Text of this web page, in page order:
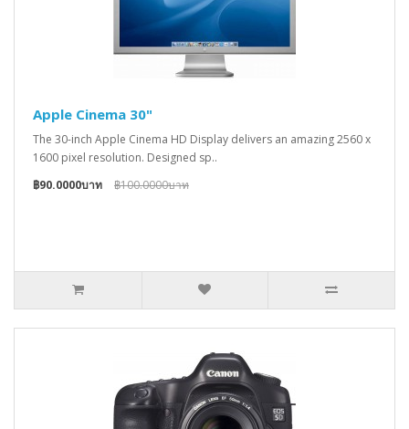
Apple Cinema 30"
The 30-inch Apple Cinema HD Display delivers an amazing 2560 x
1600 pixel resolution. Designed sp..
฿90.0000บาท
฿100.0000บาท